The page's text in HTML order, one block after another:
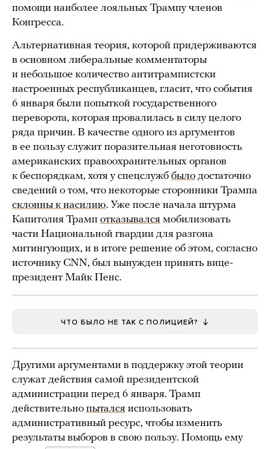
помощи наиболее лояльных Трампу членов
Конгресса.
Альтернативная теория, которой придерживаются
в основном либеральные комментаторы
и небольшое количество антитрампистски
настроенных республиканцев, гласит, что события
6 января были попыткой государственного
переворота, которая провалилась в силу целого
ряда причин. В качестве одного из аргументов
в ее пользу служит поразительная неготовность
американских правоохранительных органов
к беспорядкам, хотя у спецслужб было достаточно
сведений о том, что некоторые сторонники Трампа
склонны к насилию. Уже после начала штурма
Капитолия Трамп отказывался мобилизовать
части Национальной гвардии для разгона
митингующих, и в итоге решение об этом, согласно
источнику CNN, был вынужден принять вице-
президент Майк Пенс.
ЧТО БЫЛО НЕ ТАК С ПОЛИЦИЕЙ?
Другими аргументами в поддержку этой теории
служат действия самой президентской
администрации перед 6 января. Трамп
действительно пытался использовать
административный ресурс, чтобы изменить
результаты выборов в свою пользу. Помощь ему